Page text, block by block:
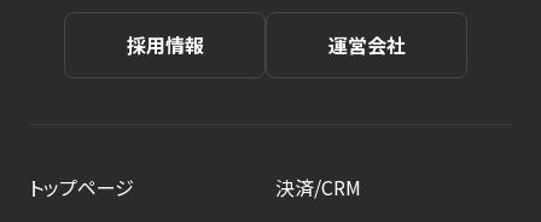
採用情報 運営会社
トップページ
決済/CRM